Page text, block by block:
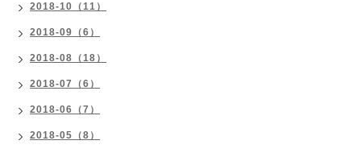
2018-10（11）
2018-09（6）
2018-08（18）
2018-07（6）
2018-06（7）
2018-05（8）